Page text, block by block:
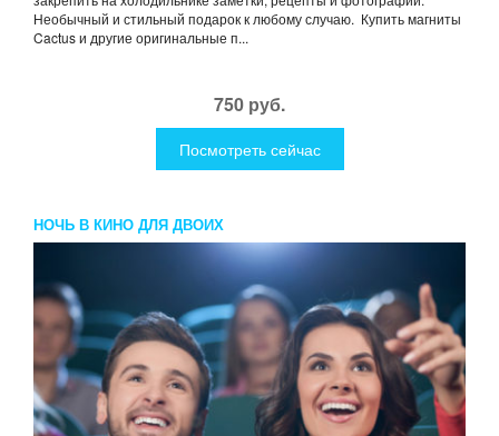
Необычный и стильный подарок к любому случаю. Купить магниты
Cactus и другие оригинальные п...
750 руб.
Посмотреть сейчас
НОЧЬ В КИНО ДЛЯ ДВОИХ